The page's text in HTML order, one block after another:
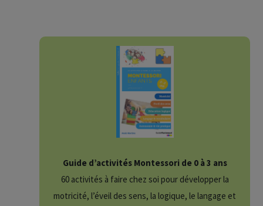
Guide d’activités Montessori de 0 à 3 ans
60 activités à faire chez soi pour développer la
motricité, l’éveil des sens, la logique, le langage et